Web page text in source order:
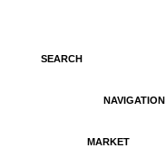
SEARCH
NAVIGATION
MARKET